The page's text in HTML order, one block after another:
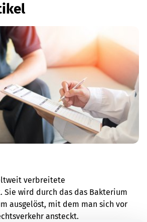
verbreitete
Sie wird durch das das Bakterium
ausgelöst, mit dem man sich vor
ansteckt.